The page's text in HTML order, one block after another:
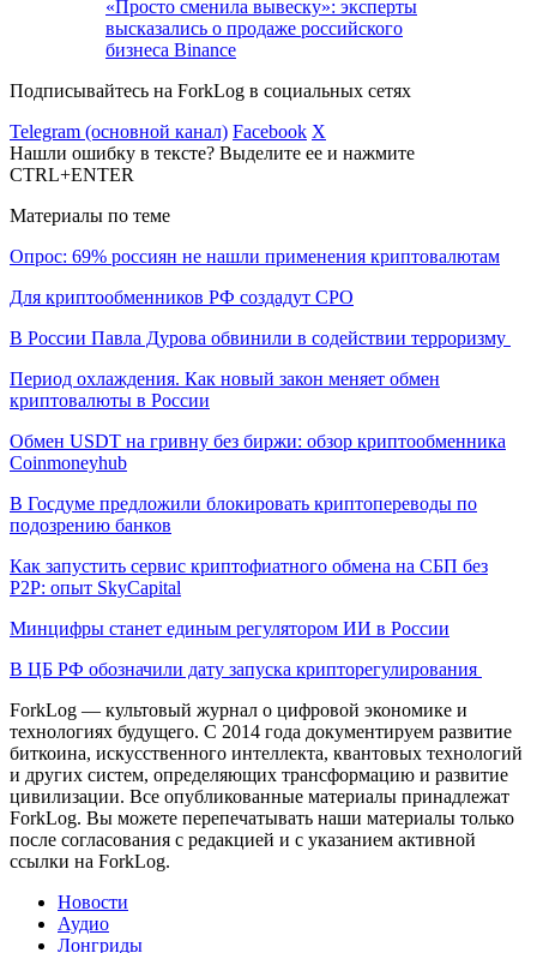
«Просто сменила вывеску»: эксперты
высказались о продаже российского
бизнеса Binance
Подписывайтесь на ForkLog в социальных сетях
Telegram (основной канал) Facebook X
Нашли ошибку в тексте? Выделите ее и нажмите
CTRL+ENTER
Материалы по теме
Опрос: 69% россиян не нашли применения криптовалютам
Для криптообменников РФ создадут СРО
В России Павла Дурова обвинили в содействии терроризму
Период охлаждения. Как новый закон меняет обмен
криптовалюты в России
Обмен USDT на гривну без биржи: обзор криптообменника
Coinmoneyhub
В Госдуме предложили блокировать криптопереводы по
подозрению банков
Как запустить сервис криптофиатного обмена на СБП без
P2P: опыт SkyCapital
Минцифры станет единым регулятором ИИ в России
В ЦБ РФ обозначили дату запуска крипторегулирования
ForkLog — культовый журнал о цифровой экономике и
технологиях будущего. С 2014 года документируем развитие
биткоина, искусственного интеллекта, квантовых технологий
и других систем, определяющих трансформацию и развитие
цивилизации. Все опубликованные материалы принадлежат
ForkLog. Вы можете перепечатывать наши материалы только
после согласования с редакцией и с указанием активной
ссылки на ForkLog.
Новости
Аудио
Лонгриды